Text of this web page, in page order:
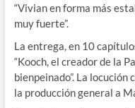
“Vivian en forma más
muy fuerte”.
La entrega, en 10
“Kooch, el creador de la
bienpeinado”. La
la producción general a